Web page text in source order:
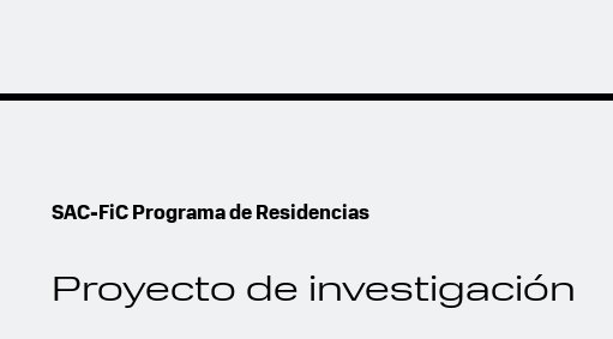
SAC-FiC Programa de Residencias
Proyecto de investigación